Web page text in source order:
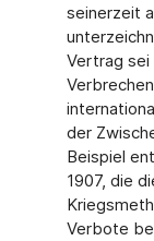
seinerzeit
Vertrag sei
der
Beispiel
1907, die
Verbote